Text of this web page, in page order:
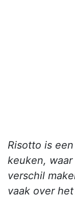
Risotto is
keuken,
verschil
vaak over